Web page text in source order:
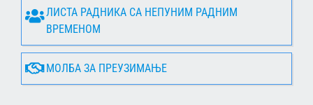
ЛИСТА РАДНИКА СА НЕПУНИМ РАДНИМ
ВРЕМЕНОМ
МОЛБА ЗА ПРЕУЗИМАЊЕ